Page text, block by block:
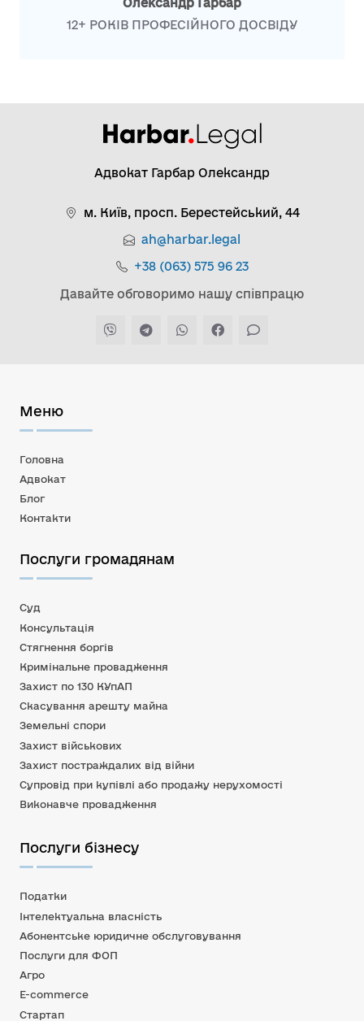
12+ РОКІВ ПРОФЕСІЙНОГО ДОСВІДУ
Адвокат Гарбар Олександр
м. Київ, просп. Берестейський, 44
ah@harbar.legal
+38 (063) 575 96 23
Давайте обговоримо нашу співпрацю
Меню
Головна
Адвокат
Блог
Контакти
Послуги громадянам
Суд
Консультація
Стягнення боргів
Кримінальне провадження
Захист по 130 КУпАП
Скасування арешту майна
Земельні спори
Захист військових
Захист постраждалих від війни
Супровід при купівлі або продажу нерухомості
Виконавче провадження
Послуги бізнесу
Податки
Інтелектуальна власність
Абонентське юридичне обслуговування
Послуги для ФОП
Агро
E-commerce
Стартап